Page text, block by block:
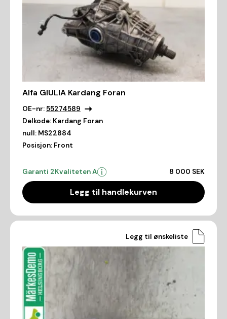
Alfa GIULIA Kardang Foran
OE-nr:55274589
Delkode: Kardang Foran
null: MS22884
Posisjon: Front
Garanti 2Kvaliteten A 8 000 SEK
Legg til handlekurven
Legg til ønskeliste